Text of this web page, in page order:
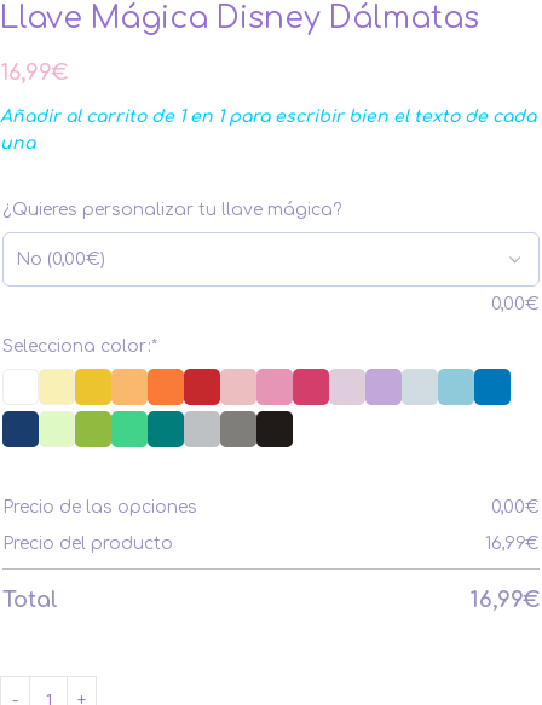
Llave Mágica Disney Dálmatas
16,99€
Añadir al carrito de 1 en 1 para escribir bien el texto de cada
una
¿Quieres personalizar tu llave mágica?
0,00€
Selecciona color:*
Precio de las opciones 0,00€
Precio del producto
16,99€
Total 16,99€